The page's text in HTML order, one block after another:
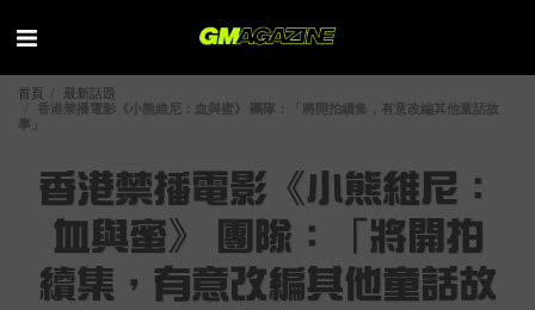
首頁
最新話題
香港禁播電影《小熊維尼：血與蜜》 團隊：「將開拍續集，有意改編其他童話故
事」
香港禁播電影《小熊維尼：
血與蜜》 團隊：「將開拍
續集，有意改編其他童話故